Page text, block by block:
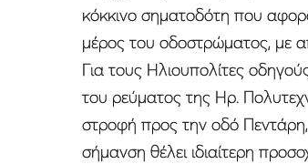
κόκκινο σηματοδότη που
μέρος του οδοστρώματος, με
Για τους Ηλιουπολίτες
του ρεύματος της Ηρ.
στροφή προς την οδό
σήμανση θέλει ιδιαίτερη